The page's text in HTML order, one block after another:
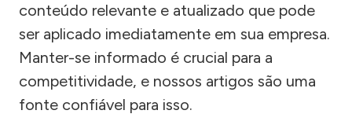
conteúdo relevante e atualizado que pode
ser aplicado imediatamente em sua empresa.
Manter-se informado é crucial para a
competitividade, e nossos artigos são uma
fonte confiável para isso.